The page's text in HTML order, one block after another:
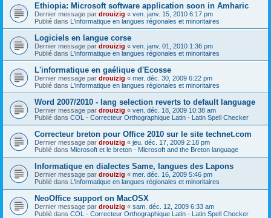
Ethiopia: Microsoft software application soon in Amharic
Dernier message par drouizig « ven. janv. 15, 2010 6:17 pm
Publié dans L'informatique en langues régionales et minoritaires
Logiciels en langue corse
Dernier message par drouizig « ven. janv. 01, 2010 1:36 pm
Publié dans L'informatique en langues régionales et minoritaires
L'informatique en gaélique d'Ecosse
Dernier message par drouizig « mer. déc. 30, 2009 6:22 pm
Publié dans L'informatique en langues régionales et minoritaires
Word 2007/2010 - lang selection reverts to default language
Dernier message par drouizig « ven. déc. 18, 2009 10:38 am
Publié dans COL - Correcteur Orthographique Latin - Latin Spell Checker
Correcteur breton pour Office 2010 sur le site technet.com
Dernier message par drouizig « jeu. déc. 17, 2009 2:18 pm
Publié dans Microsoft et le breton - Microsoft and the Breton language
Informatique en dialectes Same, langues des Lapons
Dernier message par drouizig « mer. déc. 16, 2009 5:46 pm
Publié dans L'informatique en langues régionales et minoritaires
NeoOffice support on MacOSX
Dernier message par drouizig « sam. déc. 12, 2009 6:33 am
Publié dans COL - Correcteur Orthographique Latin - Latin Spell Checker